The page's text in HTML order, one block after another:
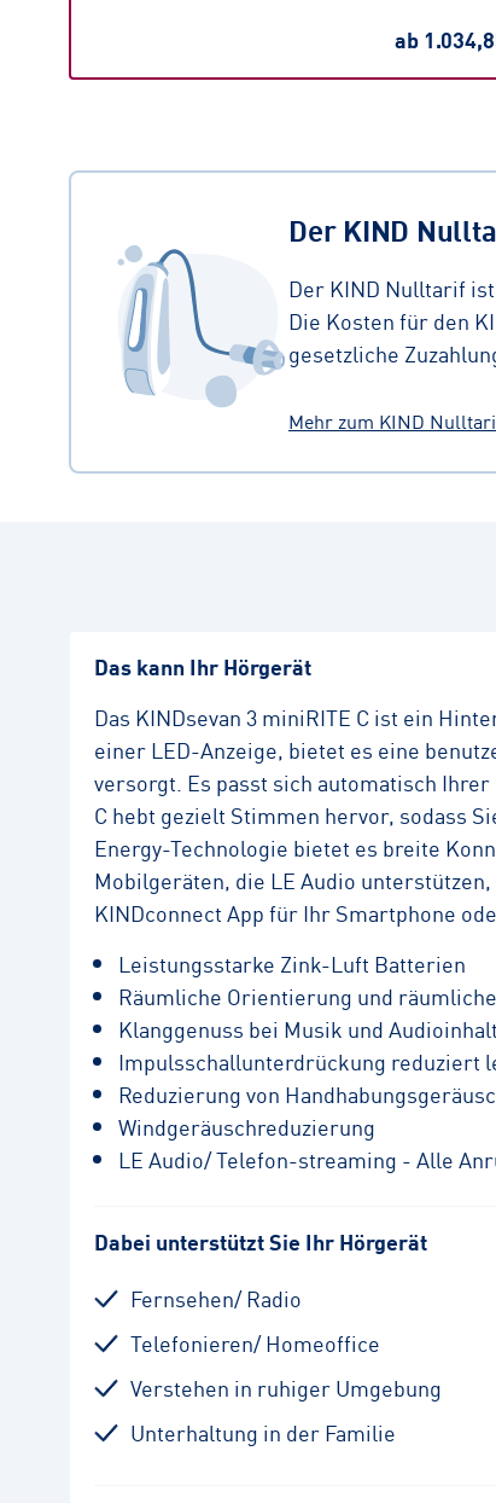
ab
Der KIND
Der KIND Nulltarif
Die Kosten für den
gesetzliche
Mehr zum KIND
Das kann Ihr Hörgerät
Das KINDsevan 3 miniRITE C ist ein
einer LED-Anzeige, bietet es eine
versorgt. Es passt sich automatisch
C hebt gezielt Stimmen hervor, sodass
Energy-Technologie bietet es breite
Mobilgeräten, die LE Audio
KINDconnect App für Ihr Smartphone
Leistungsstarke Zink-Luft Batterien
Räumliche Orientierung und
Klanggenuss bei Musik und
Impulsschallunterdrückung reduziert
Reduzierung von
Windgeräuschreduzierung
LE Audio/ Telefon-streaming - Alle
Dabei unterstützt Sie Ihr Hörgerät
Fernsehen/ Radio
Telefonieren/ Homeoffice
Verstehen in ruhiger Umgebung
Unterhaltung in der Familie